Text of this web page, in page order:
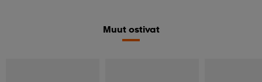
Muut ostivat